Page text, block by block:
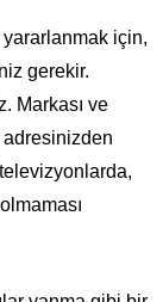
için,
gerekir.
Markası ve